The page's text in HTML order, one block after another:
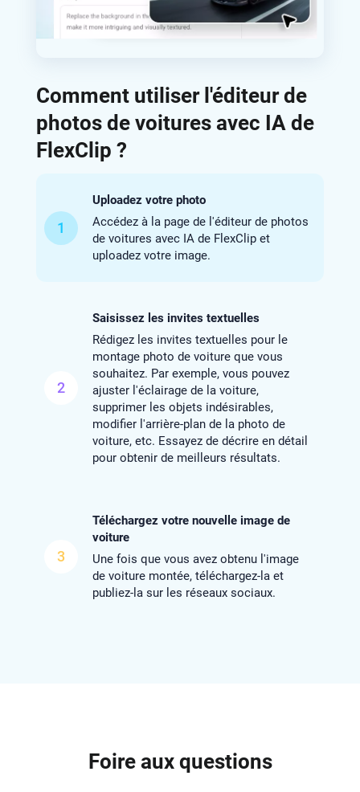
Comment utiliser l'éditeur de
photos de voitures avec IA de
FlexClip ?
1
Uploadez votre photo
Accédez à la page de l'éditeur de photos
de voitures avec IA de FlexClip et
uploadez votre image.
2
Saisissez les invites textuelles
Rédigez les invites textuelles pour le
montage photo de voiture que vous
souhaitez. Par exemple, vous pouvez
ajuster l'éclairage de la voiture,
supprimer les objets indésirables,
modifier l'arrière-plan de la photo de
voiture, etc. Essayez de décrire en détail
pour obtenir de meilleurs résultats.
3
Téléchargez votre nouvelle image de
voiture
Une fois que vous avez obtenu l'image
de voiture montée, téléchargez-la et
publiez-la sur les réseaux sociaux.
Foire aux questions